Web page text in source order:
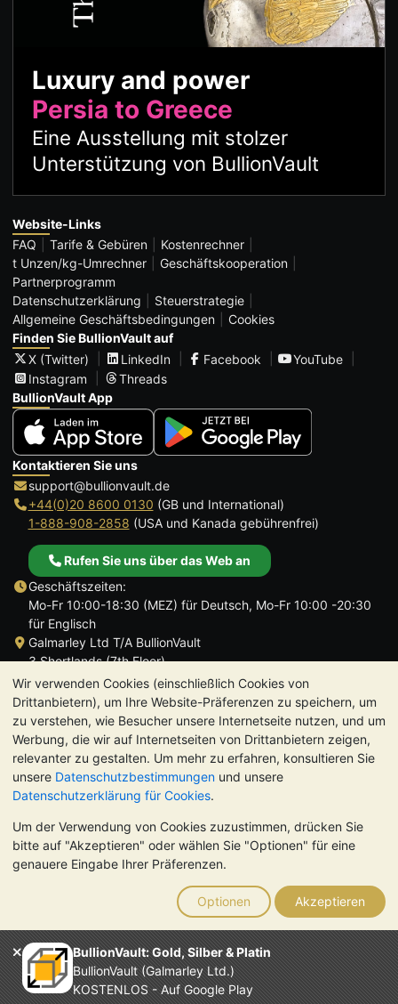
Wir verwenden Cookies (einschließlich Cookies von
Drittanbietern), um Ihre Website-Präferenzen zu speichern, um
zu verstehen, wie Besucher unsere Internetseite nutzen, und um
Werbung, die wir auf Internetseiten von Drittanbietern zeigen,
relevanter zu gestalten. Um mehr zu erfahren, konsultieren Sie
unsere Datenschutzbestimmungen und unsere
Datenschutzerklärung für Cookies.
Um der Verwendung von Cookies zuzustimmen, drücken Sie
bitte auf "Akzeptieren" oder wählen Sie "Optionen" für eine
genauere Eingabe Ihrer Präferenzen.
Optionen Akzeptieren
BullionVault: Gold, Silber & Platin
BullionVault (Galmarley Ltd.)
KOSTENLOS - Auf Google Play
Luxury and power
Persia to Greece
Eine Ausstellung mit stolzer
Unterstützung von BullionVault
Website-Links
FAQ
Tarife & Gebüren
Kostenrechner
t Unzen/kg-Umrechner
Geschäftskooperation
Partnerprogramm
Datenschutzerklärung
Steuerstrategie
Allgemeine Geschäftsbedingungen
Cookies
Finden Sie BullionVault auf
X (Twitter)
LinkedIn Facebook
YouTube
Instagram
Threads
BullionVault App
Kontaktieren Sie uns
support@bullionvault.de
+44(0)20 8600 0130 (GB und International)
1-888-908-2858 (USA und Kanada gebührenfrei)
Rufen Sie uns über das Web an
Geschäftszeiten:
Mo-Fr 10:00-18:30 (MEZ) für Deutsch, Mo-Fr 10:00 -20:30
für Englisch
Galmarley Ltd T/A BullionVault
3 Shortlands (7th Floor)
Hammersmith
London
W6 8DA
Großbritannien
TrustScore 4.8 | 724 Bewertungen
BITTE BEACHTEN SIE: Der Wert von Edelmetallen kann sowohl
steigen als auch fallen. Historische Trends sind keine Garantie
für zukünftige Preisentwicklungen. Nichts auf den Webseiten
von BullionVault oder in der Kommunikation stellt eine
Anlageberatung dar. Sie sollten sich von einem Fachmann
beraten lassen, um zu sehen, ob der Besitz von Edelmetallen
das Richtige für Sie ist.
Galmarley Ltd. (Handelsname BullionVault) ist registriert in
England und Wales unter der Steuernummer 4943684